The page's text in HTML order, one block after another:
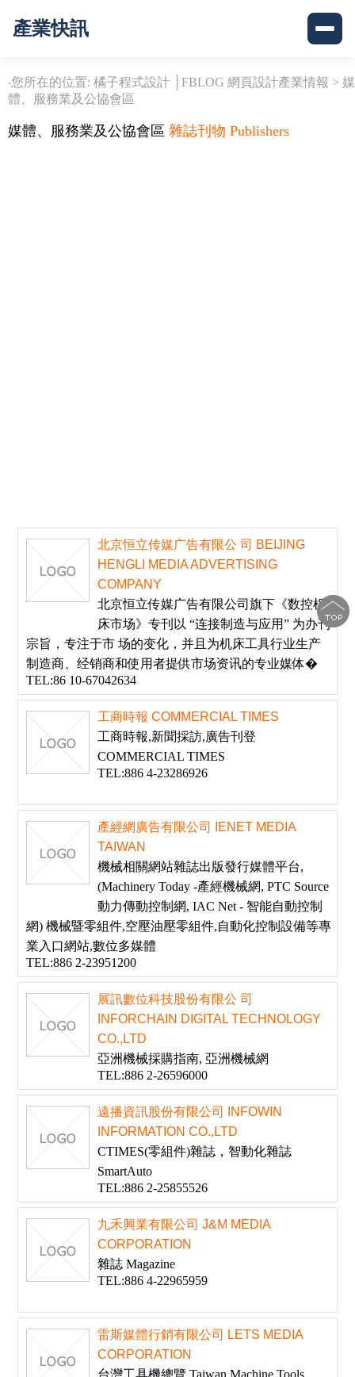
產業快訊
‧您所在的位置: 橘子程式設計 │FBLOG 網頁設計產業情報 > 媒
體、服務業及公協會區
媒體、服務業及公協會區 雜誌刊物 Publishers
北京恒立传媒广告有限公 司 BEIJING
HENGLI MEDIA ADVERTISING
COMPANY
北京恒立传媒广告有限公司旗下《数控机
床市场》专刊以 “连接制造与应用” 为办刊
宗旨，专注于市 场的变化，并且为机床工具行业生产
制造商、经销商和使用者提供市场资讯的专业媒体�
TEL:86 10-67042634
工商時報 COMMERCIAL TIMES
工商時報,新聞採訪,廣告刊登
COMMERCIAL TIMES
TEL:886 4-23286926
產經網廣告有限公司 IENET MEDIA
TAIWAN
機械相關網站雜誌出版發行媒體平台,
(Machinery Today -產經機械網, PTC Source
動力傳動控制網, IAC Net - 智能自動控制
網) 機械暨零組件,空壓油壓零組件,自動化控制設備等專
業入口網站,數位多媒體
TEL:886 2-23951200
展訊數位科技股份有限公 司
INFORCHAIN DIGITAL TECHNOLOGY
CO.,LTD
亞洲機械採購指南, 亞洲機械網
TEL:886 2-26596000
遠播資訊股份有限公司 INFOWIN
INFORMATION CO.,LTD
CTIMES(零組件)雜誌，智動化雜誌
SmartAuto
TEL:886 2-25855526
九禾興業有限公司 J&M MEDIA
CORPORATION
雜誌 Magazine
TEL:886 4-22965959
雷斯媒體行銷有限公司 LETS MEDIA
CORPORATION
台灣工具機總覽 Taiwan Machine Tools